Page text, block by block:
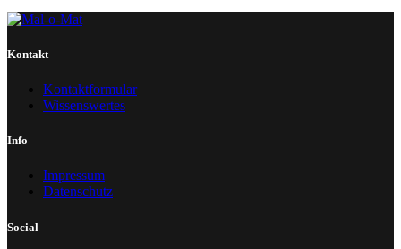
Kontakt
Kontaktformular
Wissenswertes
Info
Impressum
Datenschutz
Social